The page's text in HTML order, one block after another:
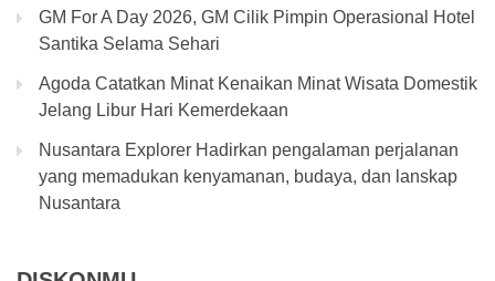
GM For A Day 2026, GM Cilik Pimpin Operasional Hotel
Santika Selama Sehari
Agoda Catatkan Minat Kenaikan Minat Wisata Domestik
Jelang Libur Hari Kemerdekaan
Nusantara Explorer Hadirkan pengalaman perjalanan
yang memadukan kenyamanan, budaya, dan lanskap
Nusantara